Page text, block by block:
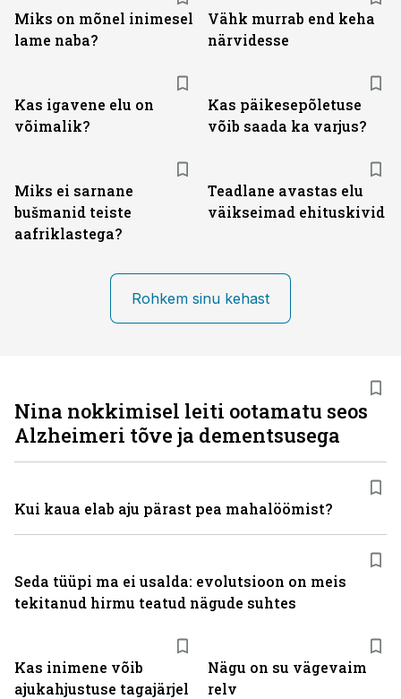
Miks on mõnel inimesel
lame naba?
Vähk murrab end keha
närvidesse
Kas igavene elu on
võimalik?
Kas päikesepõletuse
võib saada ka varjus?
Miks ei sarnane
bušmanid teiste
aafriklastega?
Teadlane avastas elu
väikseimad ehituskivid
Rohkem sinu kehast
Kas inimene võib
ajukahjustuse tagajärjel
Nägu on su vägevaim
relv
Nina nokkimisel leiti ootamatu seos
Alzheimeri tõve ja dementsusega
Kui kaua elab aju pärast pea mahalöömist?
Seda tüüpi ma ei usalda: evolutsioon on meis
tekitanud hirmu teatud nägude suhtes